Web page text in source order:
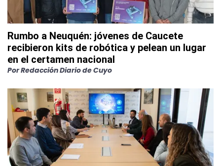
Rumbo a Neuquén: jóvenes de Caucete
recibieron kits de robótica y pelean un lugar
en el certamen nacional
PorRedacción Diario de Cuyo